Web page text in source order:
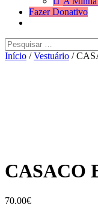
Fazer Donativo
Search
Pesquisar
por:
Início /Vestuário /
CASACO
70.00€